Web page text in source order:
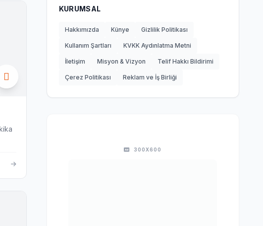
KURUMSAL
Hakkımızda Künye Gizlilik Politikası
Kullanım Şartları KVKK Aydınlatma Metni
İletişim Misyon & Vizyon Telif Hakkı Bildirimi
Çerez Politikası Reklam ve İş Birliği
300X600